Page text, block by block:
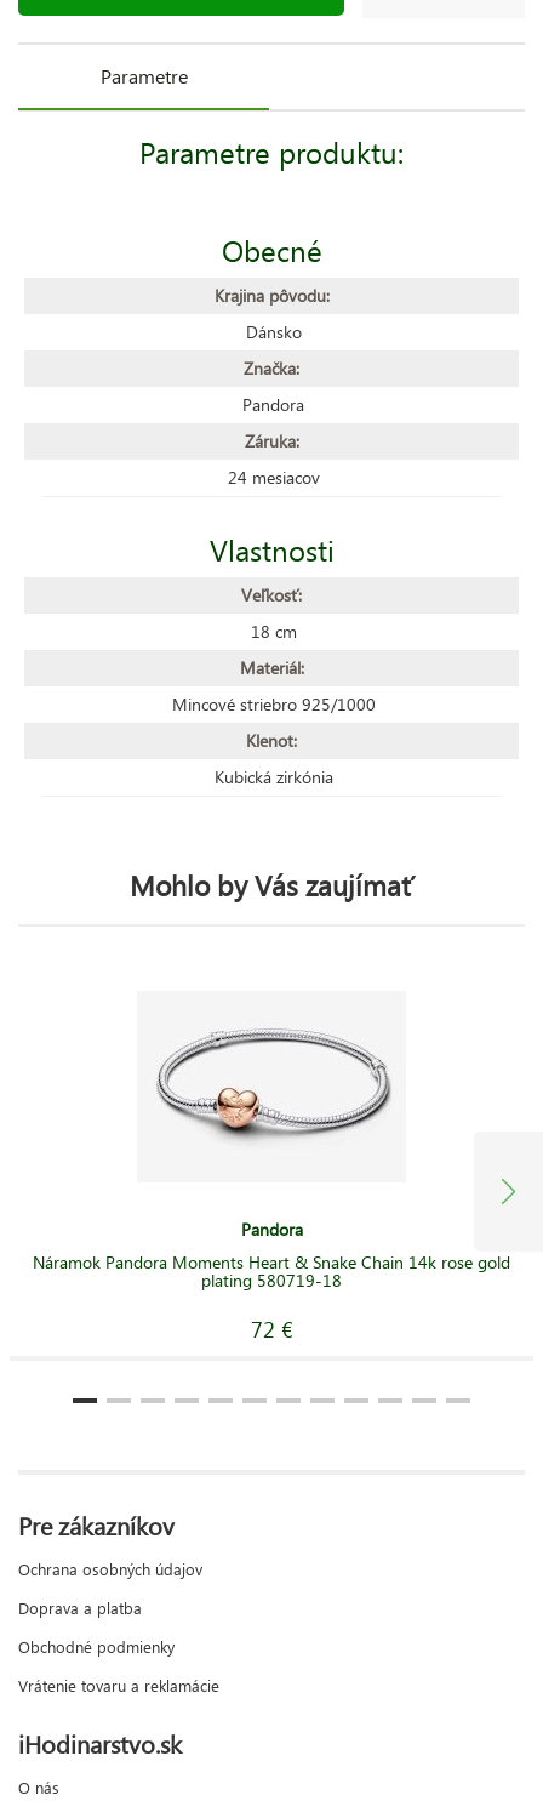
Parametre
Parametre produktu:
Obecné
Krajina pôvodu:
Dánsko
Značka:
Pandora
Záruka:
24 mesiacov
Vlastnosti
Veľkosť:
18 cm
Materiál:
Mincové striebro 925/1000
Klenot:
Kubická zirkónia
Mohlo by Vás zaujímať
Pandora
Náramok Pandora Moments Heart & Snake Chain 14k rose gold
plating 580719-18
72 €
Pre zákazníkov
Ochrana osobných údajov
Doprava a platba
Obchodné podmienky
Vrátenie tovaru a reklamácie
iHodinarstvo.sk
O nás